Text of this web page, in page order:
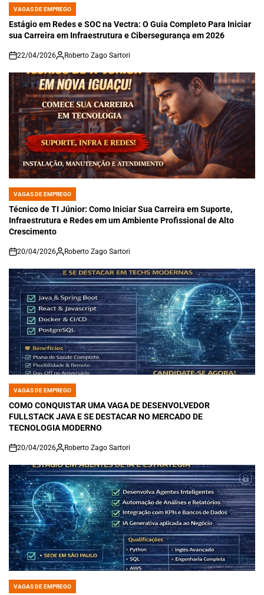
POSTED
IN
VAGAS DE EMPREGO
Estágio em Redes e SOC na Vectra: O Guia Completo Para Iniciar
sua Carreira em Infraestrutura e Cibersegurança em 2026
on
22/04/2026 Roberto Zago Sartori
POSTED
IN
VAGAS DE EMPREGO
Técnico de TI Júnior: Como Iniciar Sua Carreira em Suporte,
Infraestrutura e Redes em um Ambiente Profissional de Alto
Crescimento
on
20/04/2026 Roberto Zago Sartori
POSTED
IN
VAGAS DE EMPREGO
COMO CONQUISTAR UMA VAGA DE DESENVOLVEDOR
FULLSTACK JAVA E SE DESTACAR NO MERCADO DE
TECNOLOGIA MODERNO
on
20/04/2026 Roberto Zago Sartori
POSTED
VAGAS DE EMPREGO